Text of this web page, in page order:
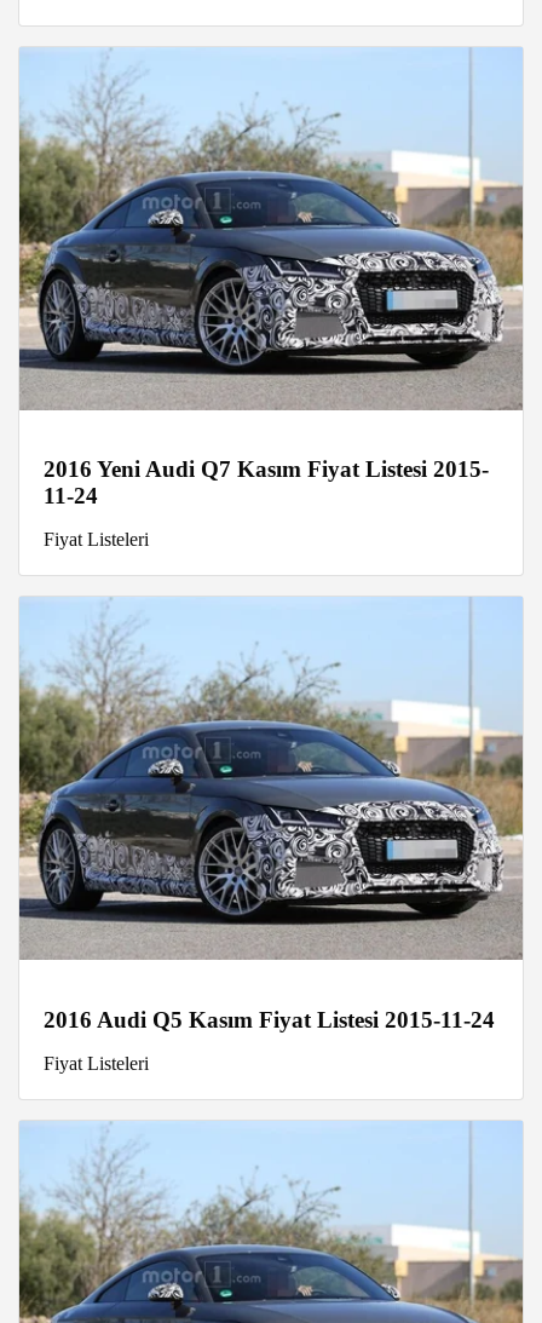
2016 Yeni Audi Q7 Kasım Fiyat Listesi 2015-
11-24
Fiyat Listeleri
2016 Audi Q5 Kasım Fiyat Listesi 2015-11-24
Fiyat Listeleri